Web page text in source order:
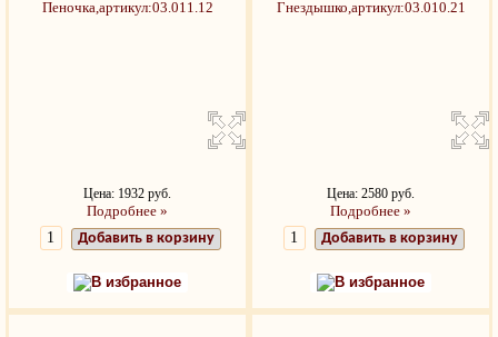
Цена: 1932 руб.
Подробнее »
Добавить в корзину
В избранное
Цена: 2580 руб.
Подробнее »
Добавить в корзину
В избранное